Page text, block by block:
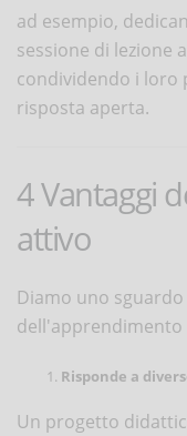
ad esempio,
sessione di lezione
condividendo i loro
risposta aperta.
4 Vantaggi
attivo
Diamo uno
dell'apprendimento
Risponde a
Un progetto